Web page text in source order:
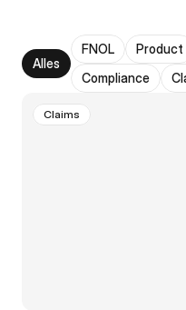
Alles
FNOL Product
Compliance
Claims